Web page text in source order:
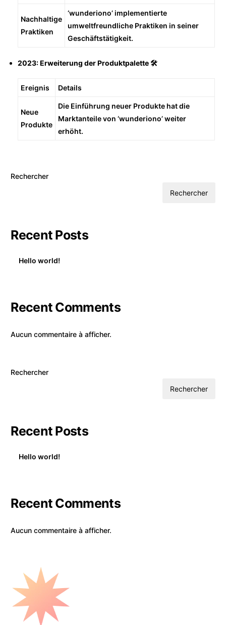
Nachhaltige
Praktiken
‘wunderiono’ implementierte
umweltfreundliche Praktiken in seiner
Geschäftstätigkeit.
2023: Erweiterung der Produktpalette 🛠️
Ereignis Details
Neue
Produkte
Die Einführung neuer Produkte hat die
Marktanteile von ‘wunderiono’ weiter
erhöht.
Rechercher
Rechercher
Recent Posts
Hello world!
Recent Comments
Aucun commentaire à afficher.
Rechercher
Rechercher
Recent Posts
Hello world!
Recent Comments
Aucun commentaire à afficher.